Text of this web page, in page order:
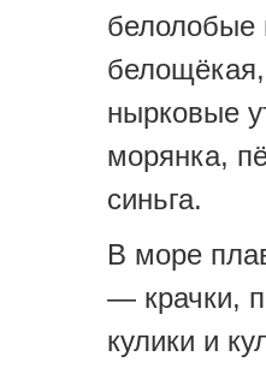
белолобые
белощёкая,
нырковые
морянка,
синьга.
В море
— крачки,
кулики и